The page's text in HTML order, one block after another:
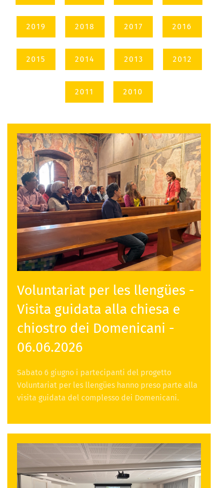
2019 2018 2017 2016
2015 2014 2013 2012
2011 2010
Voluntariat per les llengües -
Visita guidata alla chiesa e
chiostro dei Domenicani -
06.06.2026
Sabato 6 giugno i partecipanti del progetto
Voluntariat per les llengües hanno preso parte alla
visita guidata del complesso dei Domenicani.